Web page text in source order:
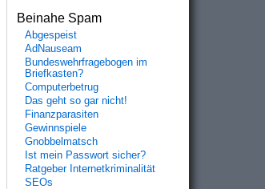
Beinahe Spam
Abgespeist
AdNauseam
Bundeswehrfragebogen im
Briefkasten?
Computerbetrug
Das geht so gar nicht!
Finanzparasiten
Gewinnspiele
Gnobbelmatsch
Ist mein Passwort sicher?
Ratgeber Internetkriminalität
SEOs